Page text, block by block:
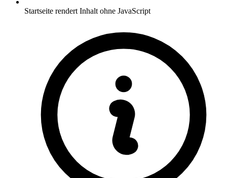
Startseite rendert Inhalt ohne JavaScript